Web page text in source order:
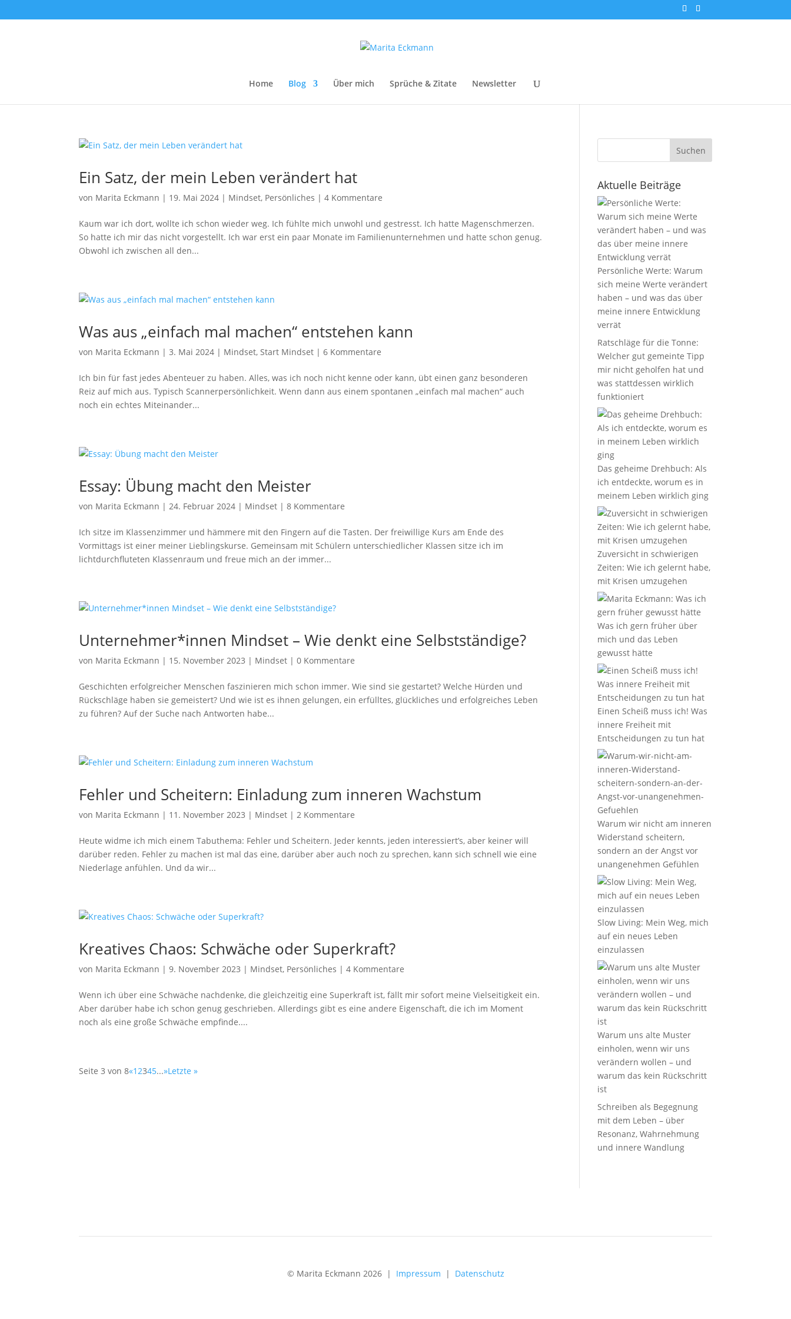
Home Blog Über mich Sprüche & Zitate Newsletter
Ein Satz, der mein Leben verändert hat
von Marita Eckmann | 19. Mai 2024 | Mindset, Persönliches |4 Kommentare
Kaum war ich dort, wollte ich schon wieder weg. Ich fühlte mich unwohl und gestresst. Ich hatte Magenschmerzen.
So hatte ich mir das nicht vorgestellt. Ich war erst ein paar Monate im Familienunternehmen und hatte schon genug.
Obwohl ich zwischen all den...
Was aus „einfach mal machen“ entstehen kann
von Marita Eckmann |3. Mai 2024 | Mindset,Start Mindset |6 Kommentare
Ich bin für fast jedes Abenteuer zu haben. Alles, was ich noch nicht kenne oder kann, übt einen ganz besonderen
Reiz auf mich aus. Typisch Scannerpersönlichkeit. Wenn dann aus einem spontanen „einfach mal machen“ auch
noch ein echtes Miteinander...
Essay: Übung macht den Meister
von Marita Eckmann |24. Februar 2024 | Mindset |8 Kommentare
Ich sitze im Klassenzimmer und hämmere mit den Fingern auf die Tasten. Der freiwillige Kurs am Ende des
Vormittags ist einer meiner Lieblingskurse. Gemeinsam mit Schülern unterschiedlicher Klassen sitze ich im
lichtdurchfluteten Klassenraum und freue mich an der immer...
Unternehmer*innen Mindset – Wie denkt eine Selbstständige?
von Marita Eckmann | 15. November 2023 | Mindset |0 Kommentare
Geschichten erfolgreicher Menschen faszinieren mich schon immer. Wie sind sie gestartet? Welche Hürden und
Rückschläge haben sie gemeistert? Und wie ist es ihnen gelungen, ein erfülltes, glückliches und erfolgreiches Leben
zu führen? Auf der Suche nach Antworten habe...
Fehler und Scheitern: Einladung zum inneren Wachstum
von Marita Eckmann | 11. November 2023 | Mindset |2 Kommentare
Heute widme ich mich einem Tabuthema: Fehler und Scheitern. Jeder kennts, jeden interessiert’s, aber keiner will
darüber reden. Fehler zu machen ist mal das eine, darüber aber auch noch zu sprechen, kann sich schnell wie eine
Niederlage anfühlen. Und da wir...
Kreatives Chaos: Schwäche oder Superkraft?
von Marita Eckmann |9. November 2023 | Mindset, Persönliches |4 Kommentare
Wenn ich über eine Schwäche nachdenke, die gleichzeitig eine Superkraft ist, fällt mir sofort meine Vielseitigkeit ein.
Aber darüber habe ich schon genug geschrieben. Allerdings gibt es eine andere Eigenschaft, die ich im Moment
noch als eine große Schwäche empfinde....
Seite 3 von 8«12345...»Letzte »
Suchen
Aktuelle Beiträge
Persönliche Werte: Warum
sich meine Werte verändert
haben – und was das über
meine innere Entwicklung
verrät
Ratschläge für die Tonne:
Welcher gut gemeinte Tipp
mir nicht geholfen hat und
was stattdessen wirklich
funktioniert
Das geheime Drehbuch: Als
ich entdeckte, worum es in
meinem Leben wirklich ging
Zuversicht in schwierigen
Zeiten: Wie ich gelernt habe,
mit Krisen umzugehen
Was ich gern früher über
mich und das Leben
gewusst hätte
Einen Scheiß muss ich! Was
innere Freiheit mit
Entscheidungen zu tun hat
Warum wir nicht am inneren
Widerstand scheitern,
sondern an der Angst vor
unangenehmen Gefühlen
Slow Living: Mein Weg, mich
auf ein neues Leben
einzulassen
Warum uns alte Muster
einholen, wenn wir uns
verändern wollen – und
warum das kein Rückschritt
ist
Schreiben als Begegnung
mit dem Leben – über
Resonanz, Wahrnehmung
und innere Wandlung
© Marita Eckmann 2026 | Impressum | Datenschutz